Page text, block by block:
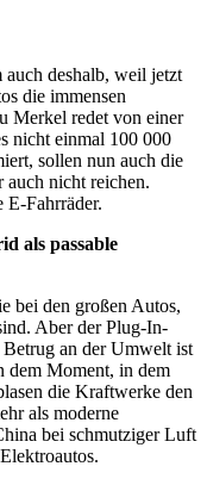
deshalb, weil jetzt
die immensen
Merkel redet von einer
nicht einmal 100 000
sollen nun auch die
nicht reichen.
E-Fahrräder.
als passable
bei den großen Autos,
Aber der Plug-In-
an der Umwelt ist
dem Moment, in dem
die Kraftwerke den
als moderne
bei schmutziger Luft